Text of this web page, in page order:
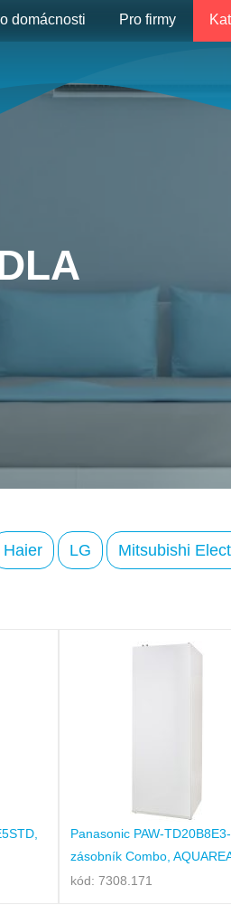
domácnosti Pro firmy
Haier LG Mitsubishi
Panasonic PAW-
zásobník Combo,
kód: 7308.171